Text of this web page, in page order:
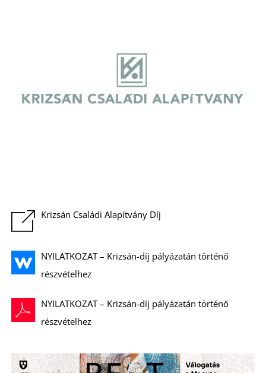
Krizsán Családi Alapítvány Díj
NYILATKOZAT – Krizsán-díj pályázatán történő
részvételhez
NYILATKOZAT – Krizsán-díj pályázatán történő
részvételhez